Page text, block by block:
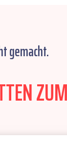
gemacht.